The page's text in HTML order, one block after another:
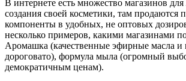
В интернете есть множество магазинов
создания своей косметики, там продаются
компоненты в удобных, не оптовых
несколько примеров, какими магазинами
Аромашка (качественные эфирные масла
дороговато), формула мыла (огромный
демократичным ценам).